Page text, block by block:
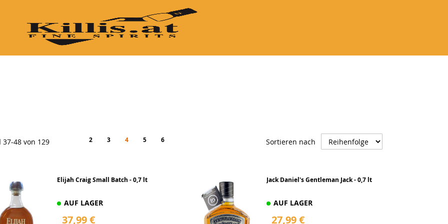
37-48von 129 Seite
Zurück
Seite
2 Seite
3 You're currently reading page
4 Seite
5 Seite
6 Sortieren nach
Elijah Craig Small Batch - 0,7 lt
AUF LAGER
37,99 €
Jack Daniel's Gentleman Jack - 0,7 lt
AUF LAGER
27,99 €